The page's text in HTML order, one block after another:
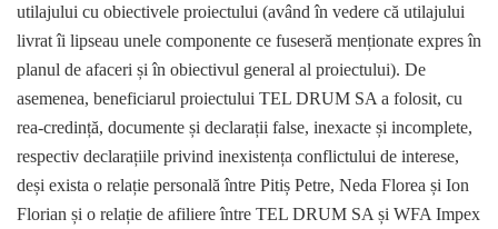
utilajului cu obiectivele proiectului (având în vedere că utilajului
livrat îi lipseau unele componente ce fuseseră menționate expres în
planul de afaceri și în obiectivul general al proiectului). De
asemenea, beneficiarul proiectului TEL DRUM SA a folosit, cu
rea-credință, documente și declarații false, inexacte și incomplete,
respectiv declarațiile privind inexistența conflictului de interese,
deși exista o relație personală între Pitiș Petre, Neda Florea și Ion
Florian și o relație de afiliere între TEL DRUM SA și WFA Impex